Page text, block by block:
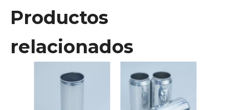
Productos
relacionados